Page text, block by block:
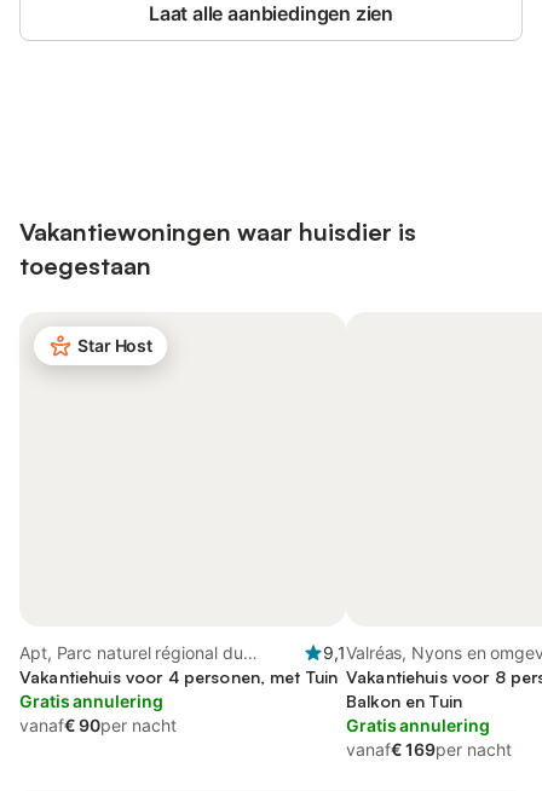
Laat alle aanbiedingen zien
Vakantiewoningen waar huisdier is
toegestaan
Star Host
Apt, Parc naturel régional du
Luberon
9,1
Vakantiehuis voor 4 personen, met Tuin
Gratis annulering
vanaf€ 90per nacht
Valréas, Nyons en
Vakantiehuis voor 8
Balkon en Tuin
Gratis annulering
vanaf€ 169per nacht